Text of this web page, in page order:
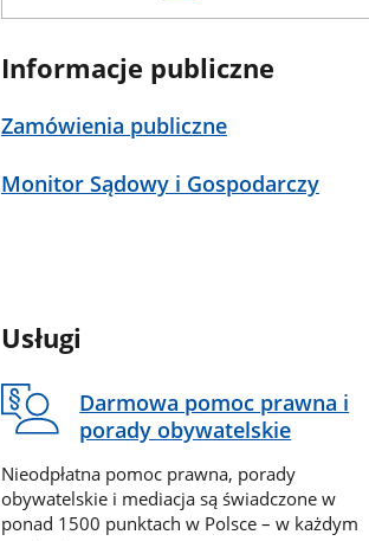
Informacje publiczne
Zamówienia publiczne
Monitor Sądowy i Gospodarczy
Usługi
Darmowa pomoc prawna i
porady obywatelskie
Nieodpłatna pomoc prawna, porady
obywatelskie i mediacja są świadczone w
ponad 1500 punktach w Polsce – w każdym